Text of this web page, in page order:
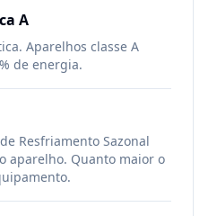
A
Aparelhos classe A
de energia.
Resfriamento Sazonal
aparelho. Quanto maior o